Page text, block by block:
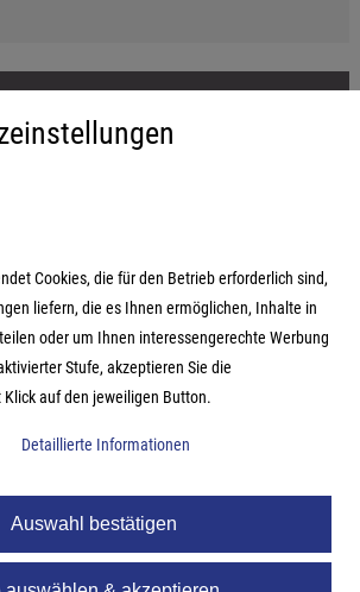
+ Co KG
1-5
Cookies, die für den Betrieb erforderlich sind,
liefern, die es Ihnen ermöglichen, Inhalte in
oder um Ihnen interessengerechte Werbung
Stufe, akzeptieren Sie die
auf den jeweiligen Button.
Detaillierte Informationen
Auswahl bestätigen